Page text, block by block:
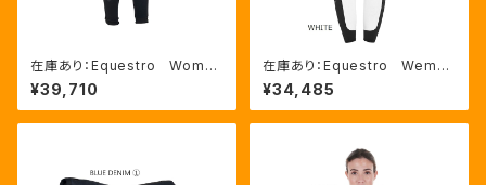
在庫あり：Equestro Wome
n's ハイウェスト フルグリッ
プ キュロットBLACK、36（ET
W00128）
¥39,710
在庫あり：Equestro Wema
n's Zenda 高機能サマーキ
ュロット（ニーグリップ）４色 (ET
06730)
¥34,485